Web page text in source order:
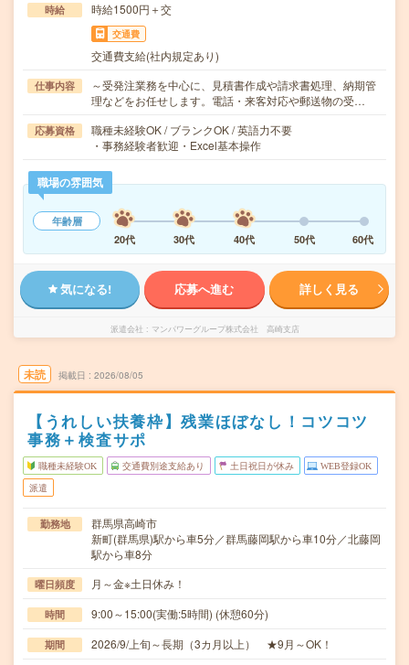
時給 時給1500円＋交
交通費
交通費支給(社内規定あり)
仕事内容
～受発注業務を中心に、見積書作成や請求書処理、納期管
理などをお任せします。電話・来客対応や郵送物の受…
応募資格
職種未経験OK / ブランクOK / 英語力不要
・事務経験者歓迎・Excel基本操作
職場の雰囲気
年齢層
20代
30代 40代 50代 60代
気になる! 応募へ進む 詳しく見る
派遣会社 マンパワーグループ株式会社 高崎支店
未読 掲載日 2026/08/05
【うれしい扶養枠】残業ほぼなし！コツコツ
事務＋検査サポ
職種未経験OK 交通費別途支給あり 土日祝日が休み WEB登録OK
派遣
勤務地
群馬県高崎市
新町(群馬県)駅から車5分／群馬藤岡駅から車10分／北藤岡
駅から車8分
曜日頻度 月～金※土日休み！
時間 9:00～15:00(実働:5時間) (休憩60分)
期間 2026/9/上旬～長期（3カ月以上） ★9月～OK！